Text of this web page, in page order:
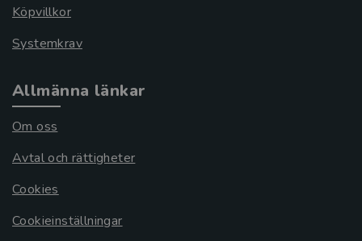
Köpvillkor
Systemkrav
Allmänna länkar
Om oss
Avtal och rättigheter
Cookies
Cookieinställningar